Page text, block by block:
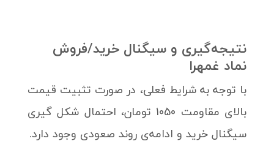
نتیجه‌گیری و سیگنال خرید/فروش
نماد غمهرا
با توجه به شرایط فعلی، در صورت تثبیت قیمت
بالای مقاومت 1050 تومان، احتمال شکل گیری
سیگنال خرید و ادامه‌ی روند صعودی وجود دارد.